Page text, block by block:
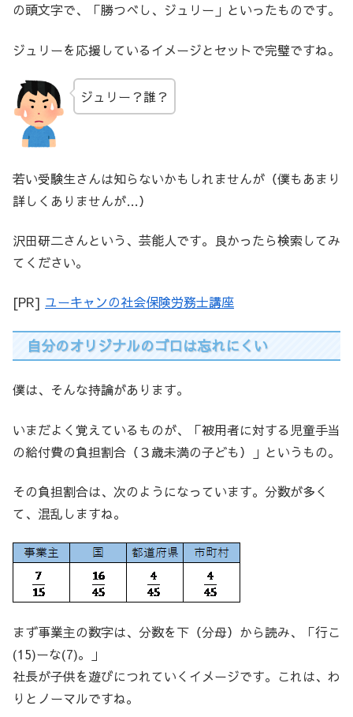
の頭文字で、「勝つべし、ジュリー」といったものです。
ジュリーを応援しているイメージとセットで完璧ですね。
ジュリー？誰？
若い受験生さんは知らないかもしれませんが（僕もあまり
詳しくありませんが…）
沢田研二さんという、芸能人です。良かったら検索してみ
てください。
[PR] ユーキャンの社会保険労務士講座
自分のオリジナルのゴロは忘れにくい
僕は、そんな持論があります。
いまだよく覚えているものが、「被用者に対する児童手当
の給付費の負担割合（３歳未満の子ども）」というもの。
その負担割合は、次のようになっています。分数が多く
て、混乱しますね。
まず事業主の数字は、分数を下（分母）から読み、「行こ
(15)ーな(7)。」
社長が子供を遊びにつれていくイメージです。これは、わ
りとノーマルですね。